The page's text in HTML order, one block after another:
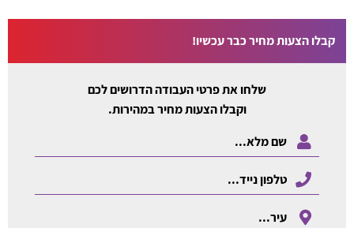
קבלו הצעות מחיר כבר עכשיו!
שלחו את פרטי העבודה הדרושים לכם
וקבלו הצעות מחיר במהירות.